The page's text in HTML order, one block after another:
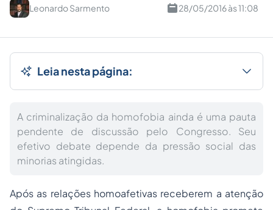
Leonardo Sarmento 28/05/2016 às 11:08
Leia nesta página:
A criminalização da homofobia ainda é uma pauta
pendente de discussão pelo Congresso. Seu
efetivo debate depende da pressão social das
minorias atingidas.
Após as relações homoafetivas receberem a atenção